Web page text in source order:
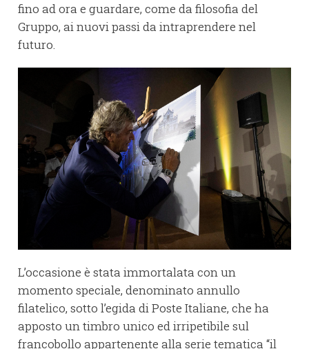
fino ad ora e guardare, come da filosofia del
Gruppo, ai nuovi passi da intraprendere nel
futuro.
L’occasione è stata immortalata con un
momento speciale, denominato annullo
filatelico, sotto l’egida di Poste Italiane, che ha
apposto un timbro unico ed irripetibile sul
francobollo appartenente alla serie tematica “il